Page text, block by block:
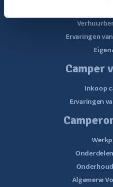
Camper
Ervaringen
Camper
Inkoop
Ervaringen
Algemene